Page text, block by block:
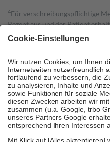
4Für verschreibungspflichtige
Rezept aus und der Patient
gesetzliche
Kosten dafür, der Versicherte
Grundsätzlich leisten Mitglieder
Prozent des Abgabepreises,
höchstens zehn Euro.Es sind
Kosten der Leistung zu
Diese Regeln gelten
Bei Heilmitteln und häuslicher
Zuzahlung zehn Prozent der
Verordnung.